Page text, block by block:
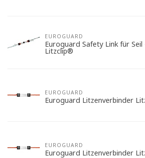
EUROGUARD
Euroguard Safety Link für Seil
Litzclip®
EUROGUARD
Euroguard Litzenverbinder
EUROGUARD
Euroguard Litzenverbinder